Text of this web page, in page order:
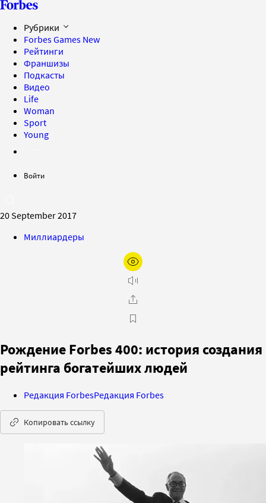
Рубрики
Forbes Games New
Рейтинги
Франшизы
Подкасты
Видео
Life
Woman
Sport
Young
Войти
20 September 2017
Миллиардеры
Рождение Forbes 400: история создания
рейтинга богатейших людей
Редакция ForbesРедакция Forbes
Копировать ссылку